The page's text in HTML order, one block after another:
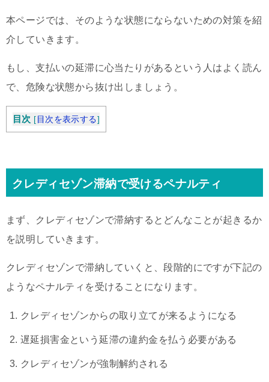
本ページでは、そのような状態にならないための対策を紹
介していきます。
もし、支払いの延滞に心当たりがあるという人はよく読ん
で、危険な状態から抜け出しましょう。
目次 [ 目次を表示する]
クレディセゾン滞納で受けるペナルティ
まず、クレディセゾンで滞納するとどんなことが起きるか
を説明していきます。
クレディセゾンで滞納していくと、段階的にですが下記の
ようなペナルティを受けることになります。
クレディセゾンからの取り立てが来るようになる
遅延損害金という延滞の違約金を払う必要がある
クレディセゾンが強制解約される